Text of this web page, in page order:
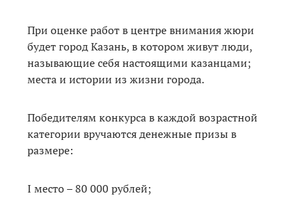
При оценке работ в центре внимания жюри
будет город Казань, в котором живут люди,
называющие себя настоящими казанцами;
места и истории из жизни города.
Победителям конкурса в каждой возрастной
категории вручаются денежные призы в
размере:
I место – 80 000 рублей;